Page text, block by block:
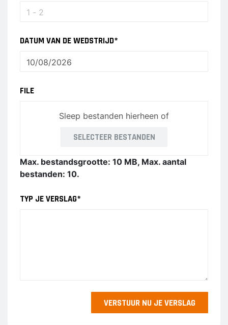
DATUM VAN DE WEDSTRIJD*
FILE
Sleep bestanden hierheen of
SELECTEER BESTANDEN
Max. bestandsgrootte: 10 MB, Max. aantal
bestanden: 10.
TYP JE VERSLAG*